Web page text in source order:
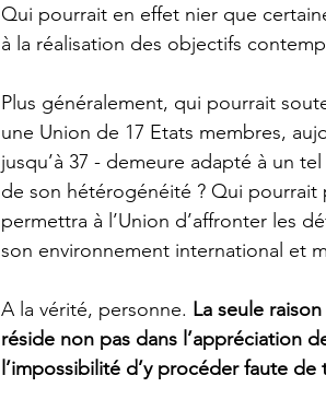
Qui pourrait en effet nier que
à la réalisation des objectifs
Plus généralement, qui pourrait
une Union de 17 Etats membres,
jusqu’à 37 - demeure adapté à un
de son hétérogénéité ? Qui pourrait
permettra à l’Union d’affronter les
son environnement international et
A la vérité, personne. La seule
réside non pas dans l’appréciation
l’impossibilité d’y procéder faute